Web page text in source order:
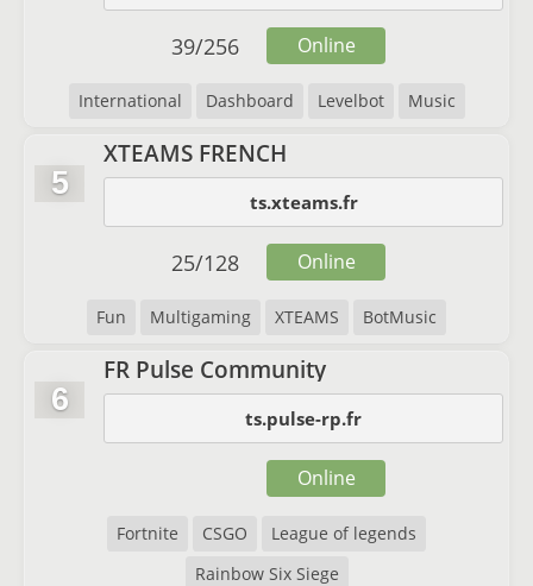
International Dashboard Levelbot Music
39/256 Online
5
XTEAMS FRENCH
ts.xteams.fr
Fun Multigaming XTEAMS BotMusic
25/128 Online
6
FR Pulse Community
ts.pulse-rp.fr
Fortnite CSGO
League of legends
Rainbow Six Siege
Online